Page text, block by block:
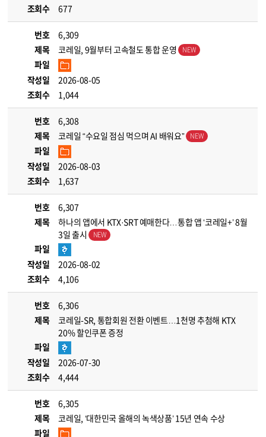
조회수
677
번호
6,309
제목
코레일, 9월부터 고속철도 통합 운영
파일
작성일
2026-08-05
조회수
1,044
번호
6,308
제목
코레일 “수요일 점심 먹으며 AI 배워요”
파일
작성일
2026-08-03
조회수
1,637
번호
6,307
제목
하나의 앱에서 KTX·SRT 예매한다…통합 앱 ‘코레일+’ 8월
3일 출시
파일
작성일
2026-08-02
조회수
4,106
번호
6,306
제목
코레일-SR, 통합회원 전환 이벤트…1천명 추첨해 KTX
20% 할인쿠폰 증정
파일
작성일
2026-07-30
조회수
4,444
번호
6,305
제목
코레일, ‘대한민국 올해의 녹색상품’ 15년 연속 수상
파일